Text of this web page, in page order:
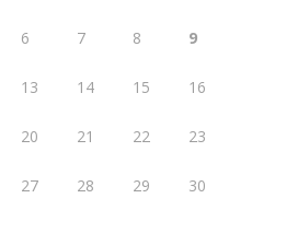
6 7 8 9
13 14 15 16
20 21 22 23
27 28 29 30